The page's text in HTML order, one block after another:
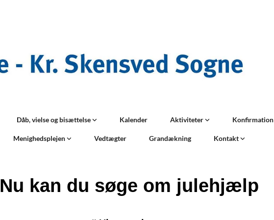
Dåb, vielse og bisættelse Kalender Aktiviteter Konfirmation
Menighedsplejen Vedtægter Grandækning Kontakt
Nu kan du søge om julehjælp